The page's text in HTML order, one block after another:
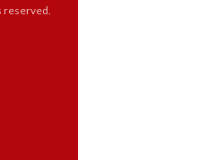
reserved.